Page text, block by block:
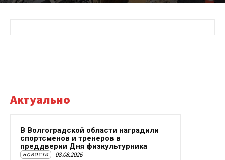
Актуально
В Волгоградской области наградили
спортсменов и тренеров в
преддверии Дня физкультурника
НОВОСТИ 08.08.2026